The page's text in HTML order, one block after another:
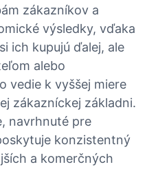
zákazníkov a
výsledky, vďaka
ich kupujú ďalej, ale
alebo
vedie k vyššej miere
zákazníckej základni.
navrhnuté pre
konzistentný
a komerčných